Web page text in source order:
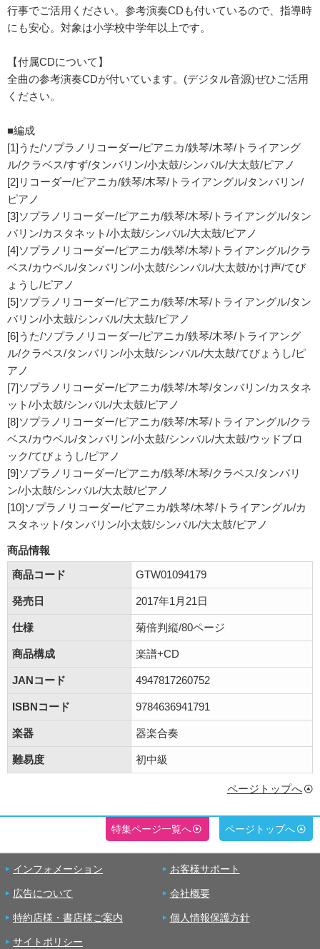
行事でご活用ください。参考演奏CDも付いているので、指導時
にも安心。対象は小学校中学年以上です。
【付属CDについて】
全曲の参考演奏CDが付いています。(デジタル音源)ぜひご活用
ください。
■編成
[1]うた/ソプラノリコーダー/ピアニカ/鉄琴/木琴/トライアング
ル/クラベス/すず/タンバリン/小太鼓/シンバル/大太鼓/ピアノ
[2]リコーダー/ピアニカ/鉄琴/木琴/トライアングル/タンバリン/
ピアノ
[3]ソプラノリコーダー/ピアニカ/鉄琴/木琴/トライアングル/タン
バリン/カスタネット/小太鼓/シンバル/大太鼓/ピアノ
[4]ソプラノリコーダー/ピアニカ/鉄琴/木琴/トライアングル/クラ
ベス/カウベル/タンバリン/小太鼓/シンバル/大太鼓/かけ声/てび
ょうし/ピアノ
[5]ソプラノリコーダー/ピアニカ/鉄琴/木琴/トライアングル/タン
バリン/小太鼓/シンバル/大太鼓/ピアノ
[6]うた/ソプラノリコーダー/ピアニカ/鉄琴/木琴/トライアング
ル/クラベス/タンバリン/小太鼓/シンバル/大太鼓/てびょうし/ピ
アノ
[7]ソプラノリコーダー/ピアニカ/鉄琴/木琴/タンバリン/カスタネ
ット/小太鼓/シンバル/大太鼓/ピアノ
[8]ソプラノリコーダー/ピアニカ/鉄琴/木琴/トライアングル/クラ
ベス/カウベル/タンバリン/小太鼓/シンバル/大太鼓/ウッドブロ
ック/てびょうし/ピアノ
[9]ソプラノリコーダー/ピアニカ/鉄琴/木琴/クラベス/タンバリ
ン/小太鼓/シンバル/大太鼓/ピアノ
[10]ソプラノリコーダー/ピアニカ/鉄琴/木琴/トライアングル/カ
スタネット/タンバリン/小太鼓/シンバル/大太鼓/ピアノ
商品情報
商品コード
GTW01094179
発売日 2017年1月21日
仕様 菊倍判縦/80ページ
商品構成 楽譜+CD
JANコード 4947817260752
ISBNコード 9784636941791
楽器 器楽合奏
難易度 初中級
ページトップへ
特集ページ一覧へ ページトップへ
インフォメーション お客様サポート
広告について 会社概要
特約店様・書店様ご案内 個人情報保護方針
サイトポリシー